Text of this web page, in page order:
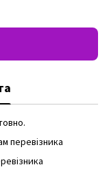
перевізника